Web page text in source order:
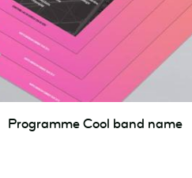
CoolProgramme Cool band name